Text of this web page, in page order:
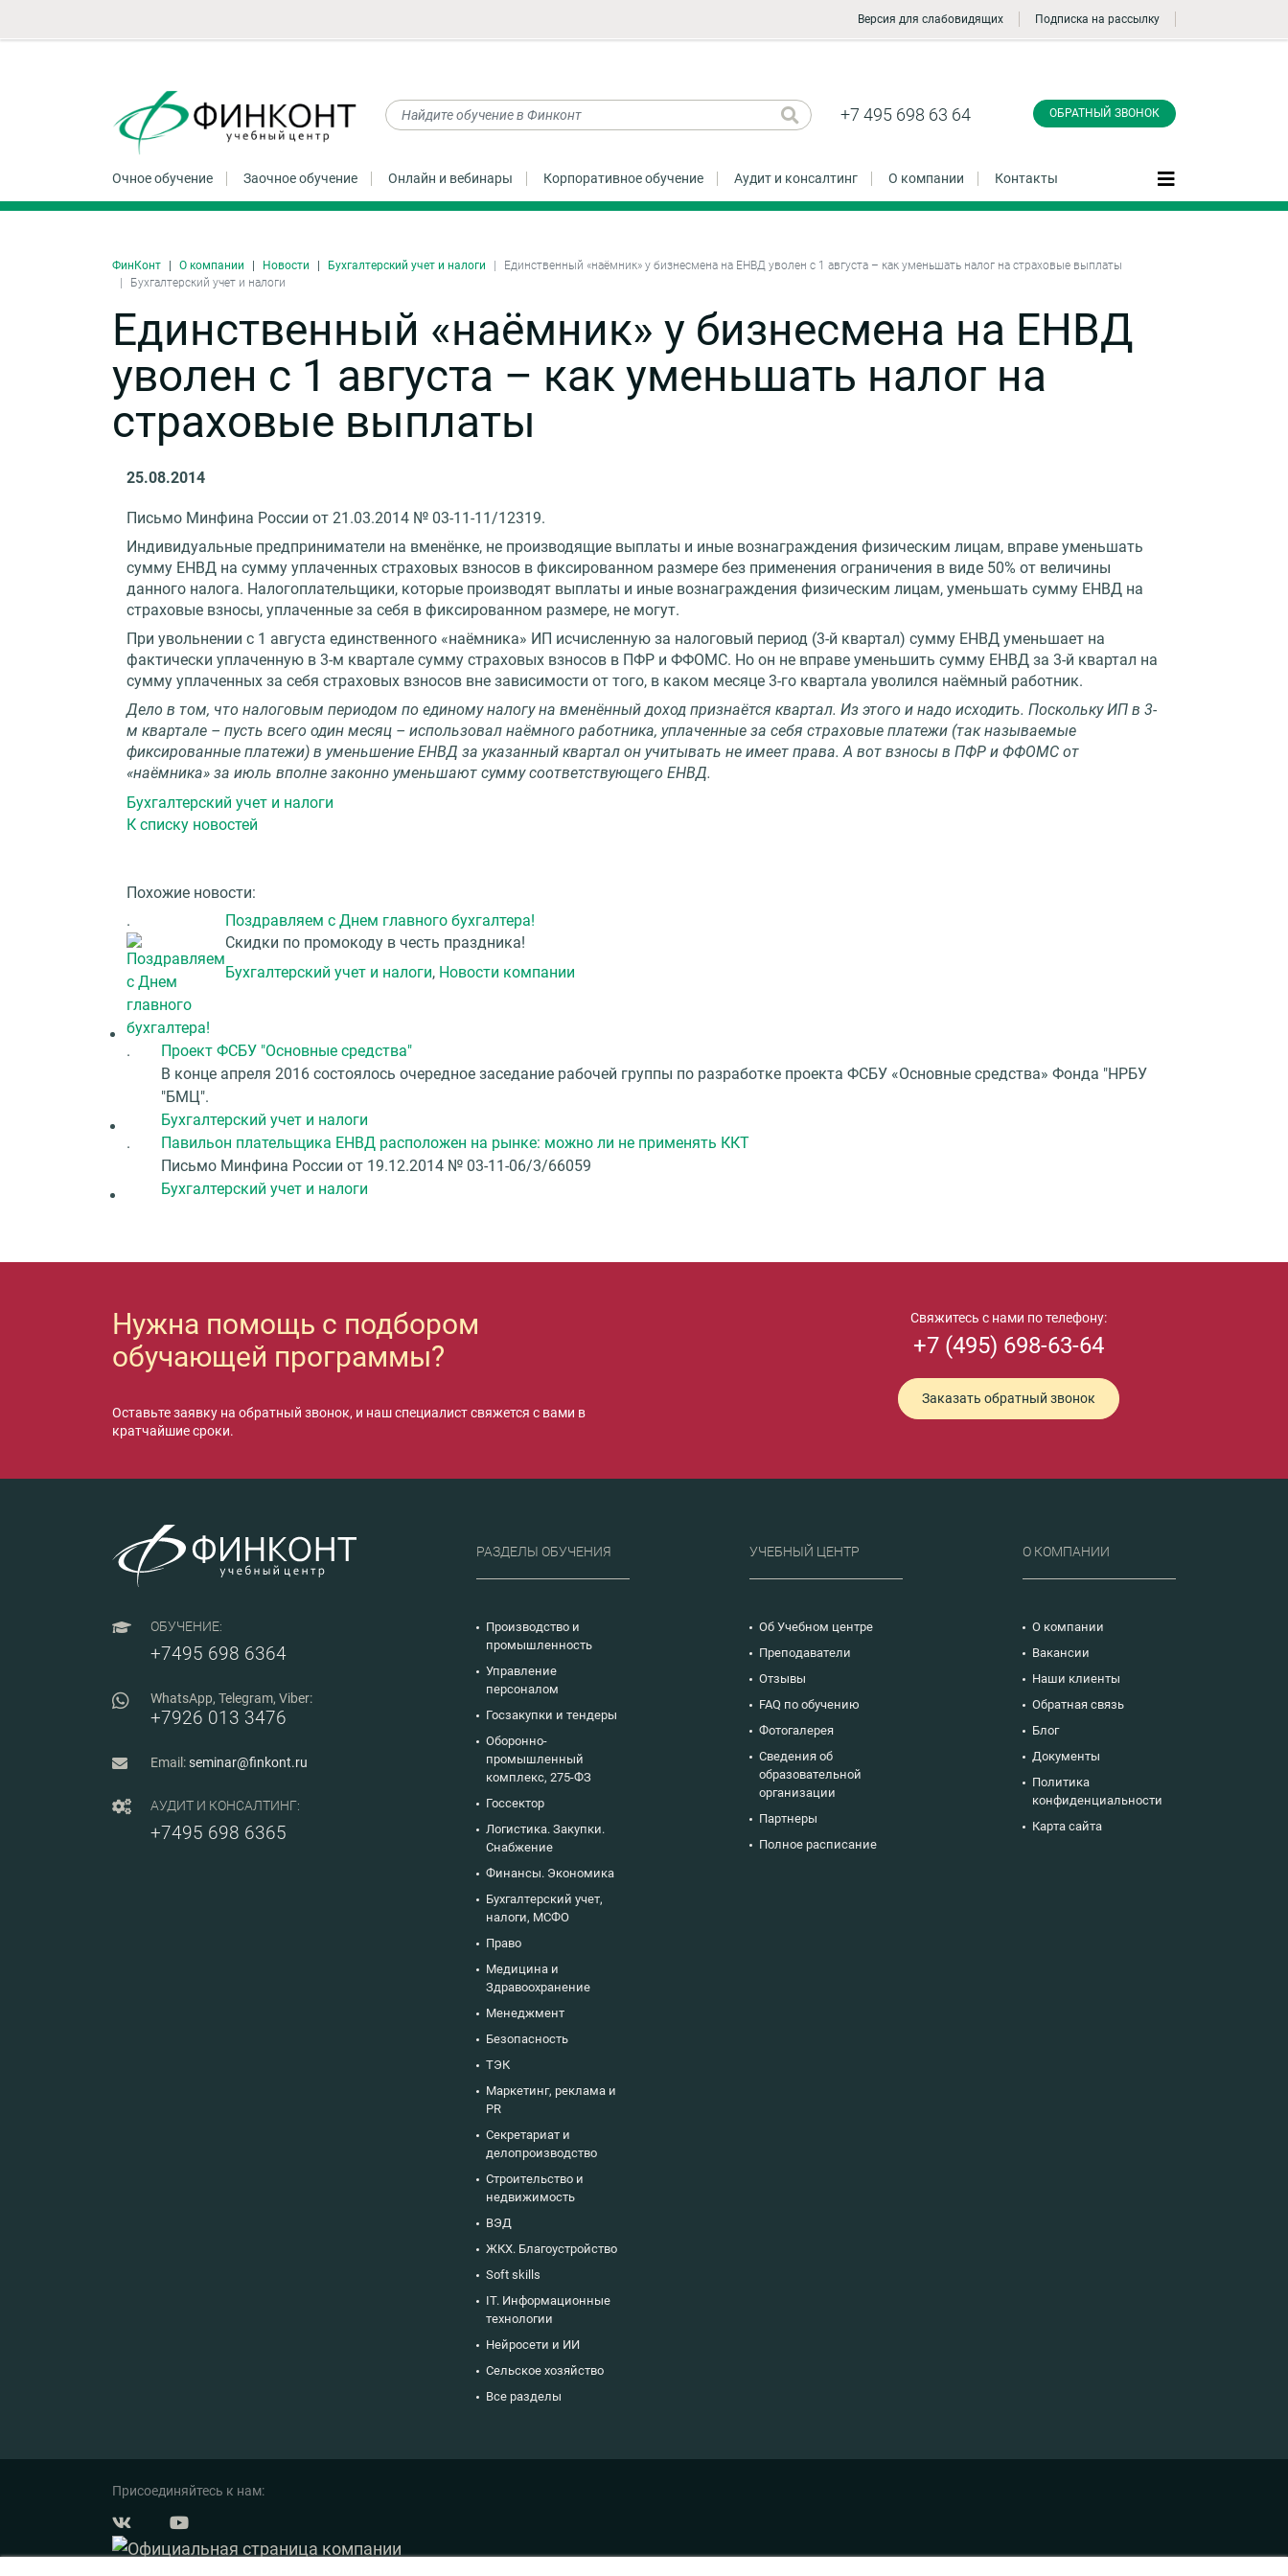
Версия для слабовидящих Подписка на рассылку
+7 495 698 63 64 ОБРАТНЫЙ ЗВОНОК
Очное обучение Заочное обучение Онлайн и вебинары Корпоративное обучение Аудит и консалтинг О компании Контакты
ФинКонт О компании Новости Бухгалтерский учет и налоги
Единственный «наёмник» у бизнесмена на ЕНВД уволен с 1 августа – как уменьшать налог на страховые выплаты
Бухгалтерский учет и налоги
Единственный «наёмник» у бизнесмена на ЕНВД
уволен с 1 августа – как уменьшать налог на
страховые выплаты
25.08.2014
Письмо Минфина России от 21.03.2014 № 03-11-11/12319.
Индивидуальные предприниматели на вменёнке, не производящие выплаты и иные вознаграждения физическим лицам, вправе уменьшать
сумму ЕНВД на сумму уплаченных страховых взносов в фиксированном размере без применения ограничения в виде 50% от величины
данного налога. Налогоплательщики, которые производят выплаты и иные вознаграждения физическим лицам, уменьшать сумму ЕНВД на
страховые взносы, уплаченные за себя в фиксированном размере, не могут.
При увольнении с 1 августа единственного «наёмника» ИП исчисленную за налоговый период (3-й квартал) сумму ЕНВД уменьшает на
фактически уплаченную в 3-м квартале сумму страховых взносов в ПФР и ФФОМС. Но он не вправе уменьшить сумму ЕНВД за 3-й квартал на
сумму уплаченных за себя страховых взносов вне зависимости от того, в каком месяце 3-го квартала уволился наёмный работник.
Дело в том, что налоговым периодом по единому налогу на вменённый доход признаётся квартал. Из этого и надо исходить. Поскольку ИП в 3-
м квартале – пусть всего один месяц – использовал наёмного работника, уплаченные за себя страховые платежи (так называемые
фиксированные платежи) в уменьшение ЕНВД за указанный квартал он учитывать не имеет права. А вот взносы в ПФР и ФФОМС от
«наёмника» за июль вполне законно уменьшают сумму соответствующего ЕНВД.
Бухгалтерский учет и налоги
К списку новостей
Похожие новости:
.
Поздравляем с Днем главного бухгалтера!
Скидки по промокоду в честь праздника!
Бухгалтерский учет и налоги, Новости компании
.
Проект ФСБУ "Основные средства"
В конце апреля 2016 состоялось очередное заседание рабочей группы по разработке проекта ФСБУ «Основные средства» Фонда "НРБУ
"БМЦ".
Бухгалтерский учет и налоги
.
Павильон плательщика ЕНВД расположен на рынке: можно ли не применять ККТ
Письмо Минфина России от 19.12.2014 № 03-11-06/3/66059
Бухгалтерский учет и налоги
Нужна помощь с подбором
обучающей программы?
Оставьте заявку на обратный звонок, и наш специалист свяжется с вами в
кратчайшие сроки.
Свяжитесь с нами по телефону:
+7 (495) 698-63-64
Заказать обратный звонок
ОБУЧЕНИЕ:
+7495 698 6364
WhatsApp, Telegram, Viber:
+7926 013 3476
Email:seminar@finkont.ru
АУДИТ И КОНСАЛТИНГ:
+7495 698 6365
РАЗДЕЛЫ ОБУЧЕНИЯ
Производство и
промышленность
Управление
персоналом
Госзакупки и тендеры
Оборонно-
промышленный
комплекс, 275-ФЗ
Госсектор
Логистика. Закупки.
Снабжение
Финансы. Экономика
Бухгалтерский учет,
налоги, МСФО
Право
Медицина и
Здравоохранение
Менеджмент
Безопасность
ТЭК
Маркетинг, реклама и
PR
Секретариат и
делопроизводство
Строительство и
недвижимость
ВЭД
ЖКХ. Благоустройство
Soft skills
IT. Информационные
технологии
Нейросети и ИИ
Сельское хозяйство
Все разделы
УЧЕБНЫЙ ЦЕНТР
Об Учебном центре
Преподаватели
Отзывы
FAQ по обучению
Фотогалерея
Сведения об
образовательной
организации
Партнеры
Полное расписание
О КОМПАНИИ
О компании
Вакансии
Наши клиенты
Обратная связь
Блог
Документы
Политика
конфиденциальности
Карта сайта
Присоединяйтесь к нам:
звонок
Даю согласие на обработку персональных
конфиденциальности
Заказать